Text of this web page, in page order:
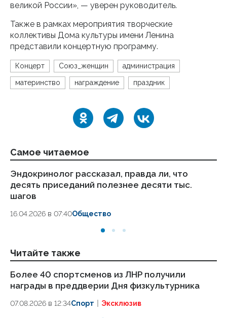
великой России», — уверен руководитель.
Также в рамках мероприятия творческие
коллективы Дома культуры имени Ленина
представили концертную программу.
Концерт Союз_женщин администрация
материнство награждение праздник
Самое читаемое
Эндокринолог рассказал, правда ли, что
десять приседаний полезнее десяти тыс.
шагов
16.04.2026 в 07:40Общество
Читайте также
Более 40 спортсменов из ЛНР получили
награды в преддверии Дня физкультурника
07.08.2026 в 12:34Спорт Эксклюзив